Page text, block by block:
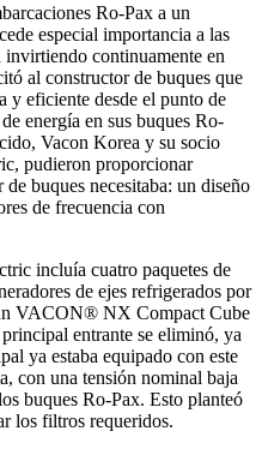
Ro-Pax a un
especial importancia a las
invirtiendo continuamente en
al constructor de buques que
y eficiente desde el punto de
energía en sus buques Ro-
Vacon Korea y su socio
pudieron proporcionar
buques necesitaba: un diseño
de frecuencia con
incluía cuatro paquetes de
de ejes refrigerados por
VACON® NX Compact Cube
entrante se eliminó, ya
ya estaba equipado con este
con una tensión nominal baja
buques Ro-Pax. Esto planteó
los filtros requeridos.